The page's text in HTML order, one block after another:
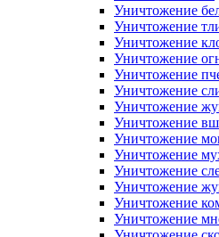
Уничтожение
Уничтожение
Уничтожение
Уничтожение
Уничтожение
Уничтожение
Уничтожение
Уничтожение
Уничтожение
Уничтожение
Уничтожение
Уничтожение
Уничтожение
Уничтожение